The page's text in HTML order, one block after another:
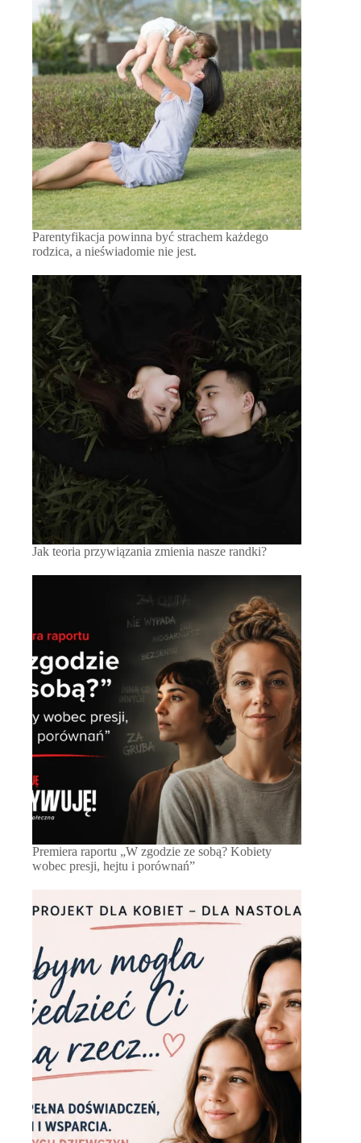
Parentyfikacja powinna być strachem każdego
rodzica, a nieświadomie nie jest.
Jak teoria przywiązania zmienia nasze randki?
Premiera raportu „W zgodzie ze sobą? Kobiety
wobec presji, hejtu i porównań”